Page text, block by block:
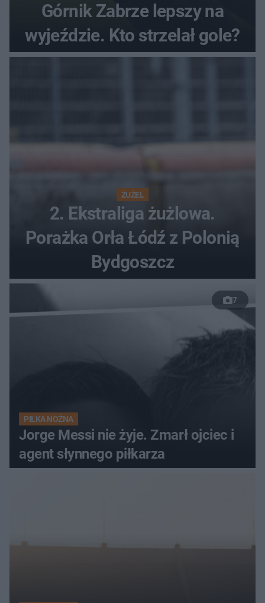
Górnik Zabrze lepszy na
wyjeździe. Kto strzelał gole?
ŻUŻEL
2. Ekstraliga żużlowa.
Porażka Orła Łódź z Polonią
Bydgoszcz
7
PIŁKA NOŻNA
Jorge Messi nie żyje. Zmarł ojciec i
agent słynnego piłkarza